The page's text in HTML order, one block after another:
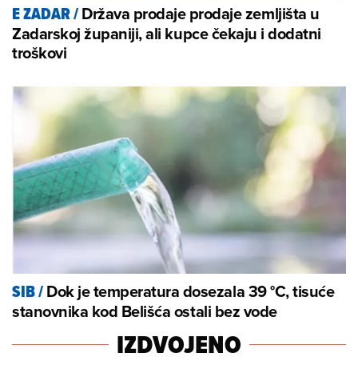
E ZADAR/Država prodaje prodaje zemljišta u
Zadarskoj županiji, ali kupce čekaju i dodatni
troškovi
SIB/Dok je temperatura dosezala 39 °C, tisuće
stanovnika kod Belišća ostali bez vode
IZDVOJENO